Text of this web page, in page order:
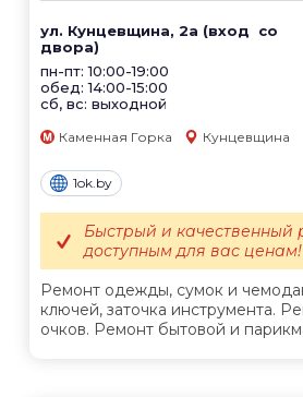
ул. Кунцевщина, 2а (вход со
двора)
пн-пт: 10:00-19:00
обед: 14:00-15:00
сб, вс: выходной
Каменная Горка Кунцевщина
1ok.by
Ремонт одежды, сумок и
ключей, заточка инструмента.
очков. Ремонт бытовой и
Быстрый и качественный
доступным для вас ценам!